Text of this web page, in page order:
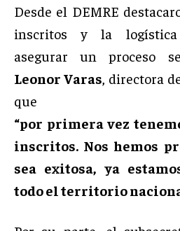
Desde el DEMRE
inscritos y la logística
asegurar un proceso
Leonor Varas , directora
que
“por primera vez
inscritos. Nos hemos
sea exitosa, ya
todo el territorio